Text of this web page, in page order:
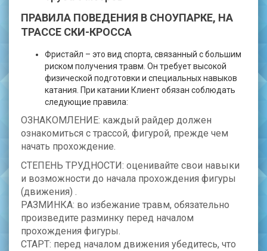
ПРАВИЛА ПОВЕДЕНИЯ В СНОУПАРКЕ, НА
ТРАССЕ СКИ-КРОССА
Фристайл – это вид спорта, связанный с большим
риском получения травм. Он требует высокой
физической подготовки и специальных навыков
катания. При катании Клиент обязан соблюдать
следующие правила:
ОЗНАКОМЛЕНИЕ: каждый райдер должен
ознакомиться с трассой, фигурой, прежде чем
начать прохождение.
СТЕПЕНЬ ТРУДНОСТИ: оценивайте свои навыки
и возможности до начала прохождения фигуры
(движения) .
РАЗМИНКА: во избежание травм, обязательно
произведите разминку перед началом
прохождения фигуры.
СТАРТ: перед началом движения убедитесь, что